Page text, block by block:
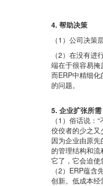
4. 帮助决策
（1）公司决
（2）在没有
端在于很容易掩
而ERP中精细
的问题。
5. 企业扩张所需
（1）俗话说
佼佼者的少之又
因为企业由原
的管理结构和
它了，它会迫使
（2）ERP蕴
创新。低成本经